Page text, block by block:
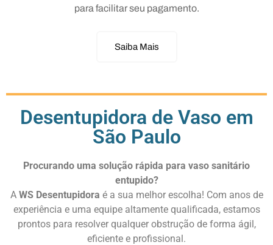
para facilitar seu pagamento.
Saiba Mais
Desentupidora de Vaso em
São Paulo
Procurando uma solução rápida para vaso sanitário
entupido?
A WS Desentupidora é a sua melhor escolha! Com anos de
experiência e uma equipe altamente qualificada, estamos
prontos para resolver qualquer obstrução de forma ágil,
eficiente e profissional.